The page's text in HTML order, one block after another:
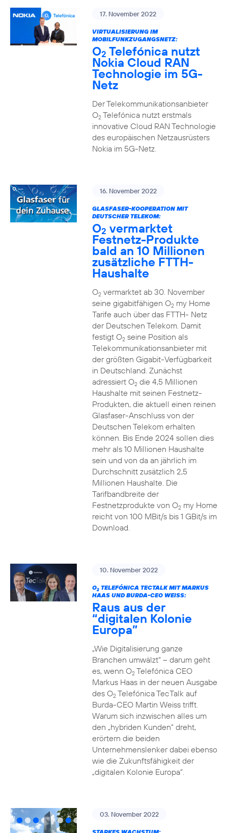
17. November 2022
VIRTUALISIERUNG IM
MOBILFUNKZUGANGSNETZ:
O2 Telefónica nutzt
Nokia Cloud RAN
Technologie im 5G-
Netz
Der Telekommunikationsanbieter
O2Telefónica nutzt erstmals
innovative Cloud RAN Technologie
des europäischen Netzausrüsters
Nokia im 5G-Netz.
16. November 2022
GLASFASER-KOOPERATION MIT
DEUTSCHER TELEKOM:
O2 vermarktet
Festnetz-Produkte
bald an 10 Millionen
zusätzliche FTTH-
Haushalte
O2vermarktet ab 30. November
seine gigabitfähigen O2my Home
Tarife auch über das FTTH- Netz
der Deutschen Telekom. Damit
festigt O2seine Position als
Telekommunikationsanbieter mit
der größten Gigabit-Verfügbarkeit
in Deutschland. Zunächst
adressiert O2die 4,5 Millionen
Haushalte mit seinen Festnetz-
Produkten, die aktuell einen reinen
Glasfaser-Anschluss von der
Deutschen Telekom erhalten
können. Bis Ende 2024 sollen dies
mehr als 10 Millionen Haushalte
sein und von da an jährlich im
Durchschnitt zusätzlich 2,5
Millionen Haushalte. Die
Tarifbandbreite der
Festnetzprodukte von O2my Home
reicht von 100 MBit/s bis 1 GBit/s im
Download.
10. November 2022
O2TELEFÓNICA TECTALK MIT MARKUS
HAAS UND BURDA-CEO WEISS:
Raus aus der
“digitalen Kolonie
Europa”
„Wie Digitalisierung ganze
Branchen umwälzt“ – darum geht
es, wenn O2Telefónica CEO
Markus Haas in der neuen Ausgabe
des O2Telefónica TecTalk auf
Burda-CEO Martin Weiss trifft.
Warum sich inzwischen alles um
den „hybriden Kunden“ dreht,
erörtern die beiden
Unternehmenslenker dabei ebenso
wie die Zukunftsfähigkeit der
„digitalen Kolonie Europa“.
03. November 2022